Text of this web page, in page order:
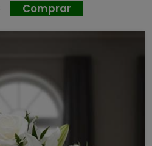
Comprar